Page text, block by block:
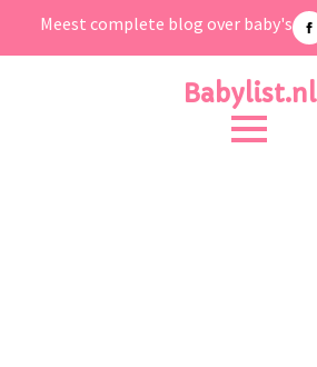
Meest complete blog over baby's
Babylist.nl